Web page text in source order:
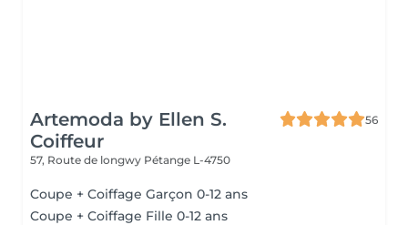
Artemoda by Ellen S.
Coiffeur
56
57, Route de longwy Pétange L-4750
Coupe + Coiffage Garçon 0-12 ans
Coupe + Coiffage Fille 0-12 ans